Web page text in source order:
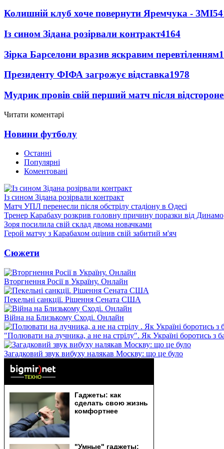
Колишній клуб хоче повернути Яремчука - ЗМІ
Із сином Зідана розірвали контракт4164
Зірка Барселони вразив яскравим перевтіленням
Президенту ФІФА загрожує відставка1978
Мудрик провів свій перший матч після
Читати коментарі
Новини футболу
Останні
Популярні
Коментовані
Із сином Зідана розірвали контракт
Матч УПЛ перенесли після обстрілу стадіону в Одесі
Тренер Карабаху розкрив головну причину поразки від Динамо
Зоря посилила свій склад двома новачками
Герой матчу з Карабахом оцінив свій забитий м'яч
Сюжети
Вторгнення Росії в Україну. Онлайн
Пекельні санкції. Рішення Сената США
Війна на Близькому Сході. Онлайн
"Полювати на лучника, а не на стрілу". Як Україні боротись з
Загадковий звук вибуху налякав Москву: що це було